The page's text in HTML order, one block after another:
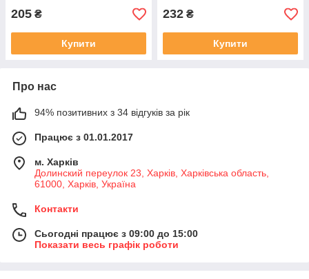
205 ₴
Купити
232 ₴
Купити
Про нас
94% позитивних з 34 відгуків за рік
Працює з 01.01.2017
м. Харків
Долинский переулок 23, Харків, Харківська область,
61000, Харків, Україна
Контакти
Сьогодні працює з 09:00 до 15:00
Показати весь графік роботи